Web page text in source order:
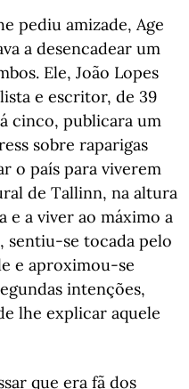
pediu amizade, Age
a desencadear um
Ele, João Lopes
e escritor, de 39
cinco, publicara um
sobre raparigas
o país para viverem
de Tallinn, na altura
e a viver ao máximo a
sentiu-se tocada pelo
e aproximou-se
intenções,
lhe explicar aquele
que era fã dos